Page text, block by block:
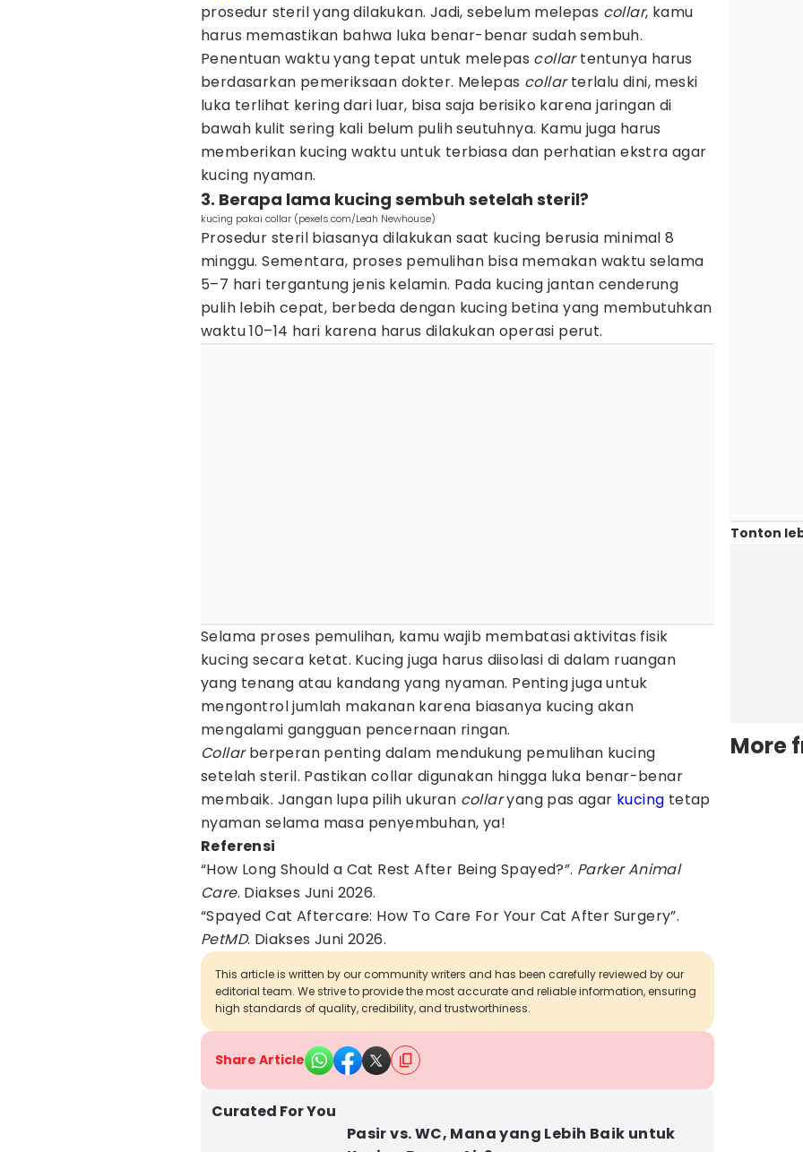
prosedur steril yang dilakukan. Jadi, sebelum melepas collar, kamu
harus memastikan bahwa luka benar-benar sudah sembuh.
Penentuan waktu yang tepat untuk melepas collartentunya harus
berdasarkan pemeriksaan dokter. Melepas collarterlalu dini, meski
luka terlihat kering dari luar, bisa saja berisiko karena jaringan di
bawah kulit sering kali belum pulih seutuhnya. Kamu juga harus
memberikan kucing waktu untuk terbiasa dan perhatian ekstra agar
kucing nyaman.
3. Berapa lama kucing sembuh setelah steril?
kucing pakai collar (pexels.com/Leah Newhouse)
Prosedur steril biasanya dilakukan saat kucing berusia minimal 8
minggu. Sementara, proses pemulihan bisa memakan waktu selama
5–7 hari tergantung jenis kelamin. Pada kucing jantan cenderung
pulih lebih cepat, berbeda dengan kucing betina yang membutuhkan
waktu 10–14 hari karena harus dilakukan operasi perut.
Selama proses pemulihan, kamu wajib membatasi aktivitas fisik
kucing secara ketat. Kucing juga harus diisolasi di dalam ruangan
yang tenang atau kandang yang nyaman. Penting juga untuk
mengontrol jumlah makanan karena biasanya kucing akan
mengalami gangguan pencernaan ringan.
Collarberperan penting dalam mendukung pemulihan kucing
setelah steril. Pastikan collar digunakan hingga luka benar-benar
membaik. Jangan lupa pilih ukuran collaryang pas agar kucing tetap
nyaman selama masa penyembuhan, ya!
Referensi
“How Long Should a Cat Rest After Being Spayed?”. Parker Animal
Care. Diakses Juni 2026.
“Spayed Cat Aftercare: How To Care For Your Cat After Surgery”.
PetMD. Diakses Juni 2026.
This article is written by our community writers and has been carefully reviewed by our
editorial team. We strive to provide the most accurate and reliable information, ensuring
high standards of quality, credibility, and trustworthiness.
Share Article
Curated For You
Pasir vs. WC, Mana yang Lebih Baik untuk
Tonton
More